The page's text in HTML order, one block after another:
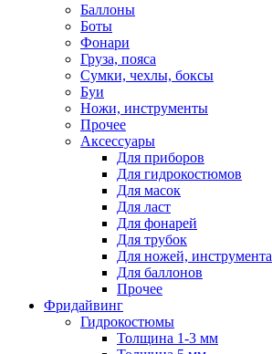
Баллоны
Боты
Фонари
Груза, пояса
Сумки, чехлы, боксы
Буи
Ножи, инструменты
Прочее
Аксессуары
Для приборов
Для гидрокостюмов
Для масок
Для ласт
Для фонарей
Для трубок
Для ножей, инструмента
Для баллонов
Прочее
Фридайвинг
Гидрокостюмы
Толщина 1-3 мм